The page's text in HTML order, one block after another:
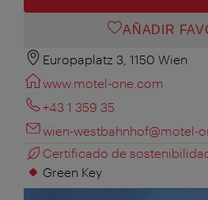
AÑADIR
Europaplatz 3, 1150 Wien
www.motel-one.com
+43 1 359 35
wien-westbahnhof@motel-
Certificado de
Green Key